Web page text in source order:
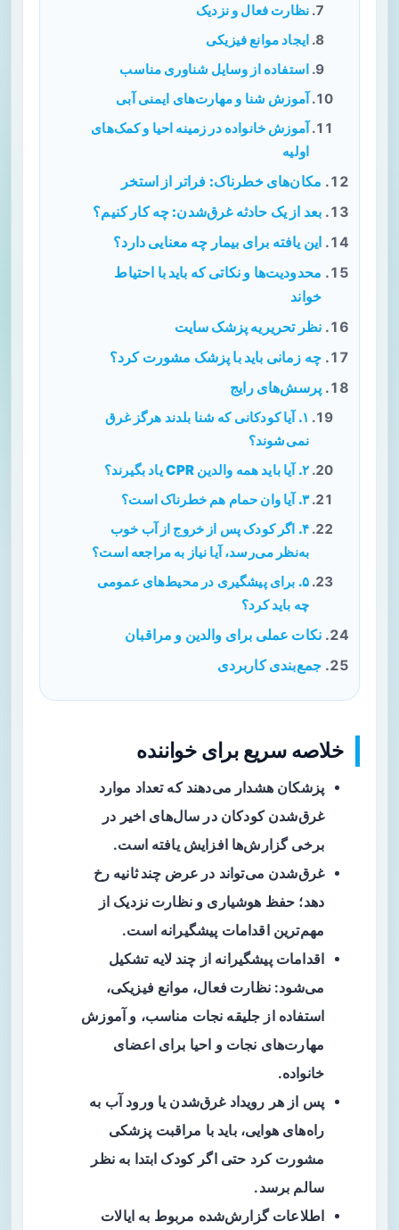
نظارت فعال و نزدیک
ایجاد موانع فیزیکی
استفاده از وسایل شناوری مناسب
آموزش شنا و مهارت‌های ایمنی آبی
آموزش خانواده در زمینه احیا و کمک‌های
اولیه
مکان‌های خطرناک: فراتر از استخر
بعد از یک حادثه غرق‌شدن: چه کار کنیم؟
این یافته برای بیمار چه معنایی دارد؟
محدودیت‌ها و نکاتی که باید با احتیاط
خواند
نظر تحریریه پزشک سایت
چه زمانی باید با پزشک مشورت کرد؟
پرسش‌های رایج
۱. آیا کودکانی که شنا بلدند هرگز غرق
نمی‌شوند؟
۲. آیا باید همه والدین CPR یاد بگیرند؟
۳. آیا وان حمام هم خطرناک است؟
۴. اگر کودک پس از خروج از آب خوب
به‌نظر می‌رسد، آیا نیاز به مراجعه است؟
۵. برای پیشگیری در محیط‌های عمومی
چه باید کرد؟
نکات عملی برای والدین و مراقبان
جمع‌بندی کاربردی
خلاصه سریع برای خواننده
پزشکان هشدار می‌دهند که تعداد موارد
غرق‌شدن کودکان در سال‌های اخیر در
برخی گزارش‌ها افزایش یافته است.
غرق‌‌شدن می‌تواند در عرض چند ثانیه رخ
دهد؛ حفظ هوشیاری و نظارت نزدیک از
مهم‌ترین اقدامات پیشگیرانه است.
اقدامات پیشگیرانه از چند لایه تشکیل
می‌شود:نظارت فعال، موانع فیزیکی،
استفاده از جلیقه نجات مناسب، و آموزش
مهارت‌های نجات و احیا برای اعضای
خانواده.
پس از هر رویداد غرق‌شدن یا ورود آب به
راه‌های هوایی، باید با مراقبت پزشکی
مشورت کرد حتی اگر کودک ابتدا به نظر
سالم برسد.
اطلاعات گزارش‌شده مربوط به ایالات